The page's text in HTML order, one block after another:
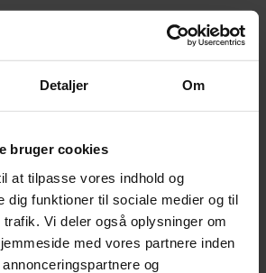
Detaljer Om
bruger cookies
at tilpasse vores indhold og
dig funktioner til sociale medier og til
Vi deler også oplysninger om
med vores partnere inden
og
og hurtigt, og du vil kunne få
allerede indenfor en
år for at du kan ansøge og
at betale lånet tilbage, før
låne penge.